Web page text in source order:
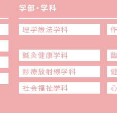
学部・学科
理学療法学科
鍼灸健康学科
診療放射線学科
社会福祉学科